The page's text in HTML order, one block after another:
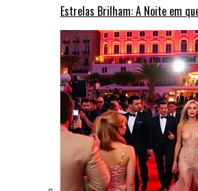
Estrelas Brilham: A Noite em